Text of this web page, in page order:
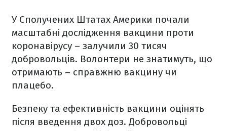
У Сполучених Штатах Америки почали
масштабні дослідження вакцини проти
коронавірусу – залучили 30 тисяч
добровольців. Волонтери не знатимуть, що
отримають – справжню вакцину чи
плацебо.
Безпеку та ефективність вакцини оцінять
після введення двох доз. Добровольці